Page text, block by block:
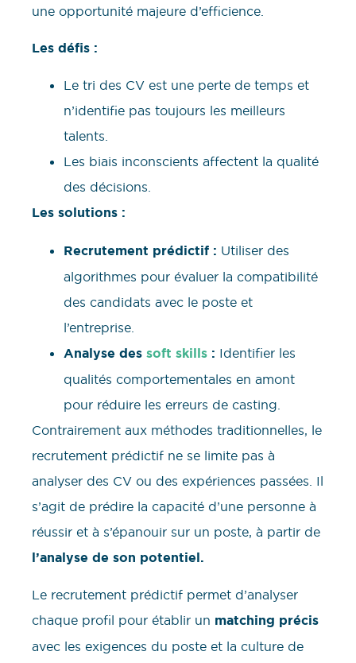
une opportunité majeure d’efficience.
Les défis :
Le tri des CV est une perte de temps et
n’identifie pas toujours les meilleurs
talents.
Les biais inconscients affectent la qualité
des décisions.
Les solutions :
Recrutement prédictif : Utiliser des
algorithmes pour évaluer la compatibilité
des candidats avec le poste et
l’entreprise.
Analyse des soft skills : Identifier les
qualités comportementales en amont
pour réduire les erreurs de casting.
Contrairement aux méthodes traditionnelles, le
recrutement prédictif ne se limite pas à
analyser des CV ou des expériences passées. Il
s’agit de prédire la capacité d’une personne à
réussir et à s’épanouir sur un poste, à partir de
l’analyse de son potentiel.
Le recrutement prédictif permet d’analyser
chaque profil pour établir un matching précis
avec les exigences du poste et la culture de